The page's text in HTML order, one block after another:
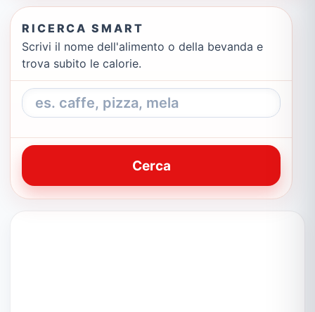
RICERCA SMART
Scrivi il nome dell'alimento o della bevanda e
trova subito le calorie.
Cerca